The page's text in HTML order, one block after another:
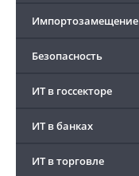
Импортозамещение
Безопасность
ИТ в госсекторе
ИТ в банках
ИТ в торговле